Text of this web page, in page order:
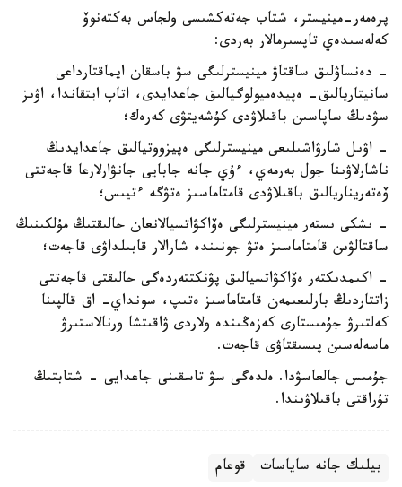
پرەمەر-مينيستر، شتاب جەتەكشىسى ولجاس بەكتەنوۆ
كەلەسىدەي تاپسىرمالار بەردى:
- دەنساۋلىق ساقتاۋ مينيسترلىگى سۋ باسقان ايماقتارداعى
سانيتاريالىق- ەپيدەميولوگيالىق جاعدايدى، اتاپ ايتقاندا، اۋىز
سۋدىڭ ساپاسىن باقىلاۋدى كۇشەيتۋى كەرەك؛
- اۋىل شارۋاشىلىعى مينيسترلىگى ەپيزووتيالىق جاعدايدىڭ
ناشارلاۋىنا جول بەرمەي، ءۇي جانە جابايى جانۋارلارعا قاجەتتى
ۆەتەريناريالىق باقىلاۋدى قامتاماسىز ەتۋگە ءتيىس؛
- ىشكى ىستەر مينيسترلىگى ەۆاكۋاتسيالانعان حالىقتىڭ مۇلكىنىڭ
ساقتالۋىن قامتاماسىز ەتۋ جونىندە شارالار قابىلداۋى قاجەت؛
- اكىمدىكتەر ەۆاكۋاتسيالىق پۋنكتتەردەگى حالىقتى قاجەتتى
زاتتاردىڭ بارلىعىمەن قامتاماسىز ەتىپ، سونداي- اق قالپىنا
كەلتىرۋ جۇمىستارى كەزەڭىندە ولاردى ۋاقىتشا ورنالاستىرۋ
ماسەلەسىن پىسىقتاۋى قاجەت.
جۇمىس جالعاسۋدا. ەلدەگى سۋ تاسقىنى جاعدايى - شتابتىڭ
تۇراقتى باقىلاۋىندا.
بيلىك جانە ساياسات قوعام